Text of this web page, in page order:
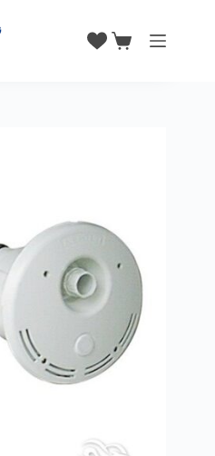
Dodaj u košaricu